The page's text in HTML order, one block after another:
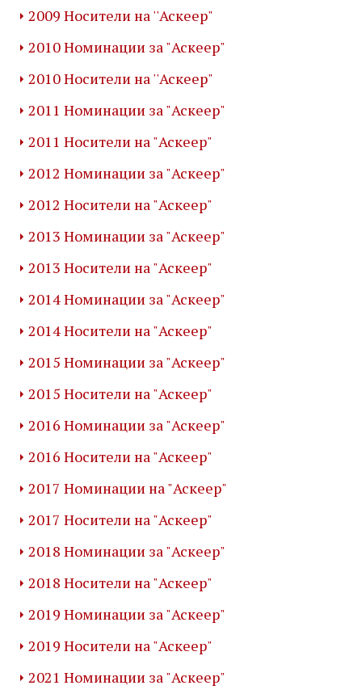
2009 Носители на ''Аскеер"
2010 Номинации за "Аскеер"
2010 Носители на ''Аскеер"
2011 Номинации за "Аскеер"
2011 Носители на "Аскеер"
2012 Номинации за "Аскеер"
2012 Носители на "Аскеер"
2013 Номинации за "Аскеер"
2013 Носители на "Аскеер"
2014 Номинации за "Аскеер"
2014 Носители на "Аскеер"
2015 Номинации за "Аскеер"
2015 Носители на "Аскеер"
2016 Номинации за "Аскеер"
2016 Носители на "Аскеер"
2017 Номинации на "Аскеер"
2017 Носители на "Аскеер"
2018 Номинации за "Аскеер"
2018 Носители на "Аскеер"
2019 Номинации за "Аскеер"
2019 Носители на "Аскеер"
2021 Номинации за "Аскеер"